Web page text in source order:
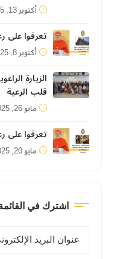
أكتوبر 13, 2025
تعرفوا على
أكتوبر 8, 2025
الزيارة
قلب الرعية
مايو 26, 2025
تعرفوا على
مايو 20, 2025
اشترك في القائمة